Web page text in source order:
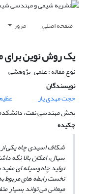
صفحه اصلی مرور
یک روش نوین برای
نوع مقاله : علمی-پژوهشی
نویسندگان
حجت مهدی یار
بخش مهندسی نفت، دانشکده
چکیده
شکاف اسیدی چاه یکی
سیال، امکان بالا نگه
تولید چاه وسیله ای
نخست رابطه های
میعانی می تواند بسیار